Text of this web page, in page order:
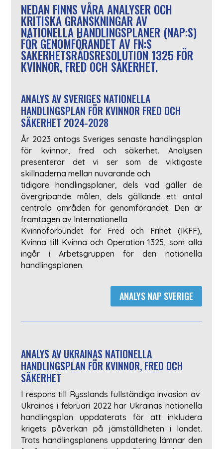
NEDAN FINNS VÅRA ANALYSER OCH
KRITISKA GRANSKNINGAR AV
NATIONELLA HANDLINGSPLANER (NAP:S)
FÖR GENOMFÖRANDET AV FN:S
SÄKERHETSRÅDSRESOLUTION 1325 FÖR
KVINNOR, FRED OCH SÄKERHET.
ANALYS AV SVERIGES NATIONELLA
HANDLINGSPLAN FÖR KVINNOR FRED OCH
SÄKERHET 2024-2028
År 2023 antogs Sveriges senaste handlingsplan
för kvinnor, fred och säkerhet. Analysen
presenterar det vi ser som de viktigaste
skillnaderna mellan nuvarande och
tidigare handlingsplaner, dels vad gäller de
övergripande målen, dels gällande ett antal
centrala områden för genomförandet. Den är
framtagen av Internationella
Kvinnoförbundet för Fred och Frihet (IKFF),
Kvinna till Kvinna och Operation 1325, som alla
ingår i Arbetsgruppen för den nationella
handlingsplanen.
ANALYS NAP SVERIGE
ANALYS AV UKRAINAS NATIONELLA
HANDLINGSPLAN FÖR KVINNOR, FRED OCH
SÄKERHET
I respons till Rysslands fullständiga invasion av
Ukrainas i februari 2022 har Ukrainas nationella
handlingsplan uppdaterats för att inkludera
krigets påverkan på jämställdheten i landet.
Trots handlingsplanens uppdatering lämnar den